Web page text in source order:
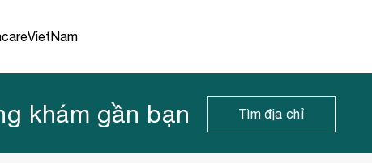
khám gần bạn Tìm địa chỉ